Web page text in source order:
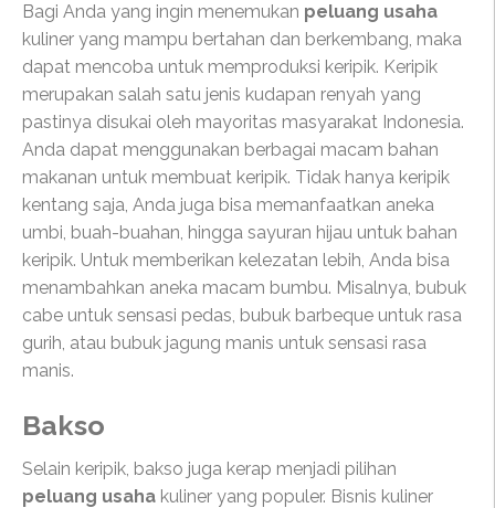
Bagi Anda yang ingin menemukan peluang usaha
kuliner yang mampu bertahan dan berkembang, maka
dapat mencoba untuk memproduksi keripik. Keripik
merupakan salah satu jenis kudapan renyah yang
pastinya disukai oleh mayoritas masyarakat Indonesia.
Anda dapat menggunakan berbagai macam bahan
makanan untuk membuat keripik. Tidak hanya keripik
kentang saja, Anda juga bisa memanfaatkan aneka
umbi, buah-buahan, hingga sayuran hijau untuk bahan
keripik. Untuk memberikan kelezatan lebih, Anda bisa
menambahkan aneka macam bumbu. Misalnya, bubuk
cabe untuk sensasi pedas, bubuk barbeque untuk rasa
gurih, atau bubuk jagung manis untuk sensasi rasa
manis.
Bakso
Selain keripik, bakso juga kerap menjadi pilihan
peluang usaha kuliner yang populer. Bisnis kuliner